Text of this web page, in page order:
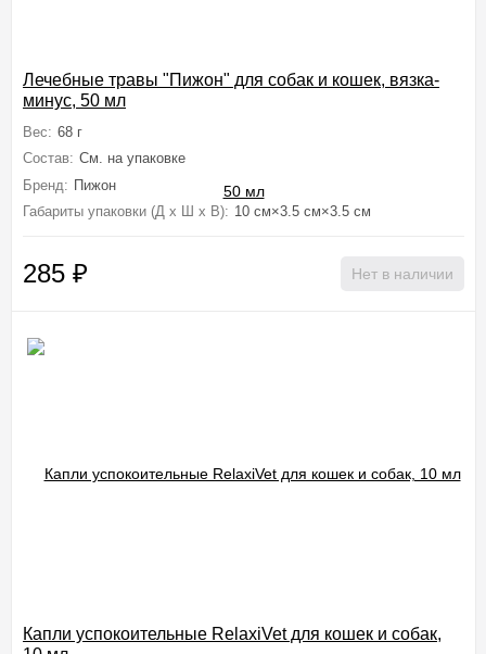
Лечебные травы "Пижон" для собак и кошек, вязка-
минус, 50 мл
Вес: 68 г
Состав: См. на упаковке
Бренд: Пижон
Габариты упаковки (Д х Ш х В): 10 см×3.5 см×3.5 см
285 ₽ Нет в наличии
Капли успокоительные RelaxiVet для кошек и собак,